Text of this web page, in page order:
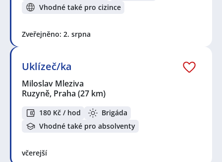
Vhodné také pro cizince
Zveřejněno: 2. srpna
Uklízeč/ka
Miloslav Mleziva
Ruzyně, Praha (27 km)
180 Kč / hod
Brigáda
Vhodné také pro absolventy
včerejší